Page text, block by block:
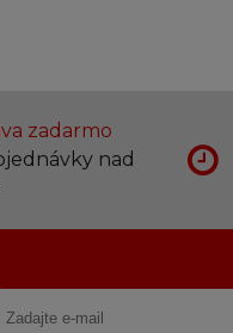
zadarmo
nad